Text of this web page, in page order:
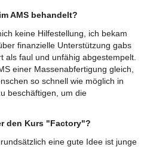
AMS behandelt?
keine Hilfestellung, ich bekam
finanzielle Unterstützung gabs
als faul und unfähig abgestempelt.
einer Massenabfertigung gleich,
so schnell wie möglich in
beschäftigen, um die
den Kurs "Factory"?
eine gute Idee ist junge